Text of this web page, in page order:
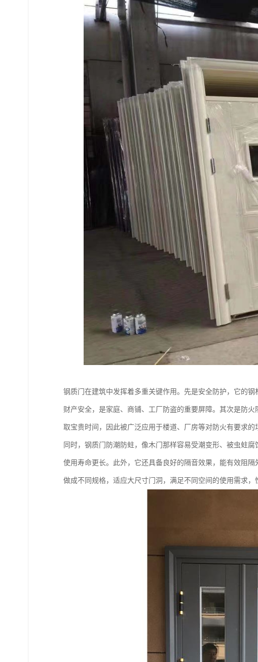
钢质门在建筑中发挥着多重关键作用。先是安全防护，它的
财产安全，是家庭、商铺、工厂防盗的重要屏障。其次是防
取宝贵时间，因此被广泛应用于楼道、厂房等对防火有要求的
同时，钢质门防潮防蛀，像木门那样容易受潮变形、被虫蛀
使用寿命更长。此外，它还具备良好的隔音效果，能有效阻
做成不同规格，适应大尺寸门洞，满足不同空间的使用需求，